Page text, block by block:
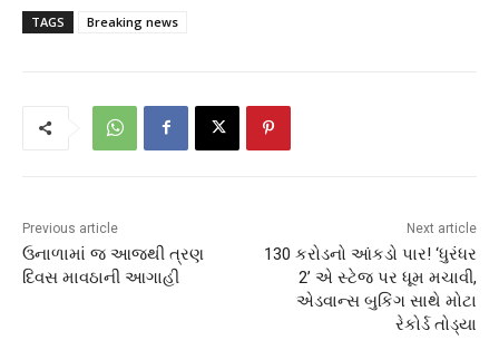
TAGS Breaking news
Previous article
ઉનાળામાં જ આજથી ત્રણ
દિવસ માવઠાની આગાહી
Next article
130 કરોડનો આંકડો પાર! ‘ધુરંધર
2’ એ સ્ટેજ પર ધૂમ મચાવી,
એડવાન્સ બુકિંગ સાથે મોટા
રેકોર્ડ તોડ્યા